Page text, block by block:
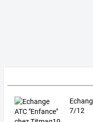
7/12